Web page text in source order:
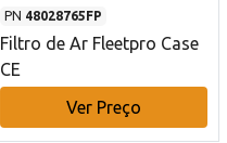
PN 48028765FP
Filtro de Ar Fleetpro Case
CE
Ver Preço